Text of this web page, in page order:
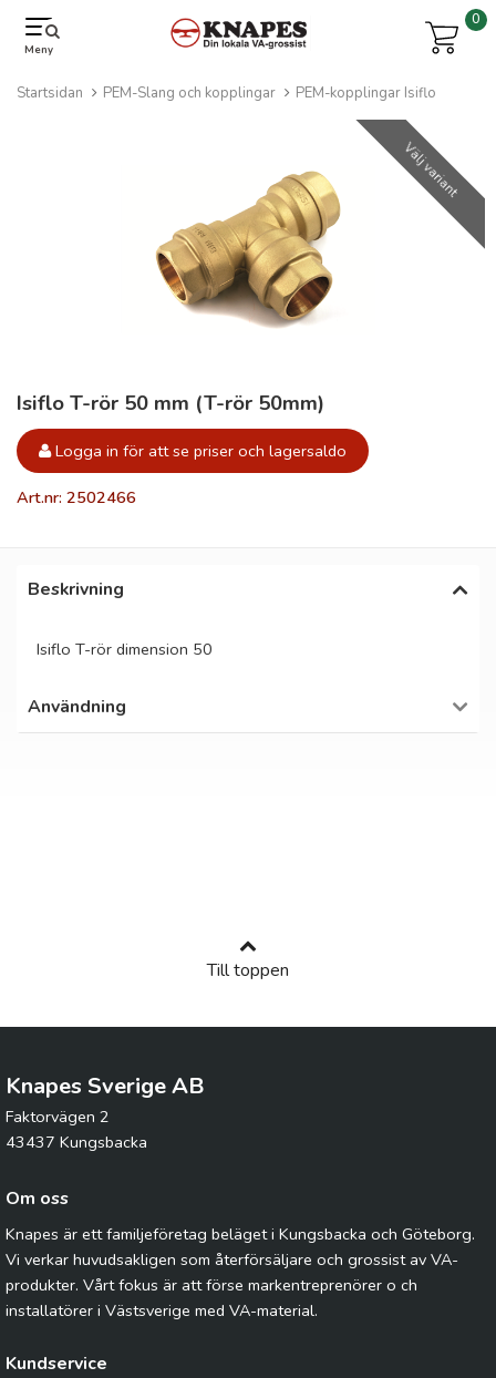
Meny
0
Startsidan PEM-Slang och kopplingar PEM-kopplingar Isiflo
Välj variant
Isiflo T-rör 50 mm (T-rör 50mm)
Logga in för att se priser och lagersaldo
Art.nr: 2502466
Beskrivning
Isiflo T-rör dimension 50
Användning
Till toppen
Knapes Sverige AB
Faktorvägen 2
43437 Kungsbacka
Om oss
Knapes är ett familjeföretag beläget i Kungsbacka och Göteborg.
Vi verkar huvudsakligen som återförsäljare och grossist av VA-
produkter. Vårt fokus är att förse markentreprenörer o ch
installatörer i Västsverige med VA-material.
Kundservice